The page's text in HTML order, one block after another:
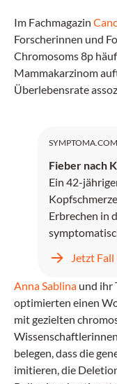
Im Fachmagazin
Forscherinnen und
Chromosoms 8p
Mammakarzinom
Überlebensrate
Fieber nach
Ein 42-
Erbrechen in
kehrt jedoch
unstillbarem
Jetzt Fall
Anna Sablina und ihr
optimierten einen
mit gezielten
belegen, dass die
imitieren, die